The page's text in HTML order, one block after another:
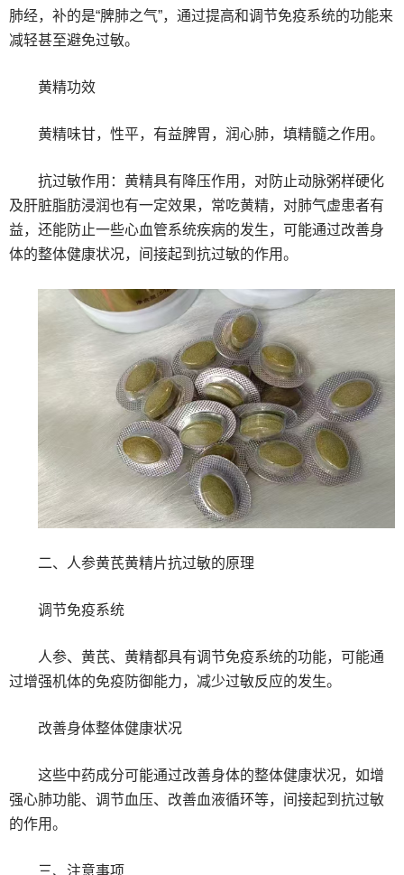
肺经，补的是“脾肺之气”，通过提高和调节免疫系统的功能来
减轻甚至避免过敏。
黄精功效
黄精味甘，性平，有益脾胃，润心肺，填精髓之作用。
抗过敏作用：黄精具有降压作用，对防止动脉粥样硬化
及肝脏脂肪浸润也有一定效果，常吃黄精，对肺气虚患者有
益，还能防止一些心血管系统疾病的发生，可能通过改善身
体的整体健康状况，间接起到抗过敏的作用。
二、人参黄芪黄精片抗过敏的原理
调节免疫系统
人参、黄芪、黄精都具有调节免疫系统的功能，可能通
过增强机体的免疫防御能力，减少过敏反应的发生。
改善身体整体健康状况
这些中药成分可能通过改善身体的整体健康状况，如增
强心肺功能、调节血压、改善血液循环等，间接起到抗过敏
的作用。
三、注意事项